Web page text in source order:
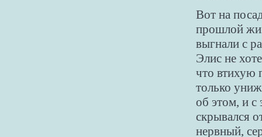
Вот на
прошлой
выгнали с
Элис не
что втихую
только
об этом, и с
скрывался
нервный,